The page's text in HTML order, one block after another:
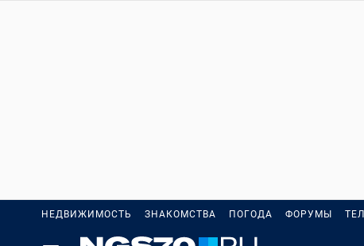
НЕДВИЖИМОСТЬ ЗНАКОМСТВА ПОГОДА ФОРУМЫ